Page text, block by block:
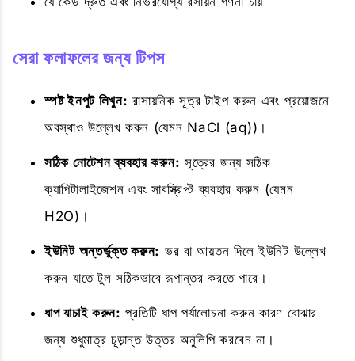
সেরা ফলাফলের জন্য টিপস
স্পষ্ট ইনপুট লিখুন: রাসায়নিক সূত্র টাইপ করুন এবং প্রয়োজনে
অবস্থাও উল্লেখ করুন (যেমন NaCl (aq))।
সঠিক নোটেশন ব্যবহার করুন: সূত্রের জন্য সঠিক
ক্যাপিটালাইজেশন এবং সাবস্ক্রিপ্ট ব্যবহার করুন (যেমন
H2O)।
ইউনিট অন্তর্ভুক্ত করুন: ভর বা আয়তন দিলে ইউনিট উল্লেখ
করুন যাতে টুল সঠিকভাবে রূপান্তর করতে পারে।
ধাপ যাচাই করুন: প্রতিটি ধাপ পর্যালোচনা করুন কারণ বোঝার
জন্য শুধুমাত্র চূড়ান্ত উত্তর অনুলিপি করবেন না।